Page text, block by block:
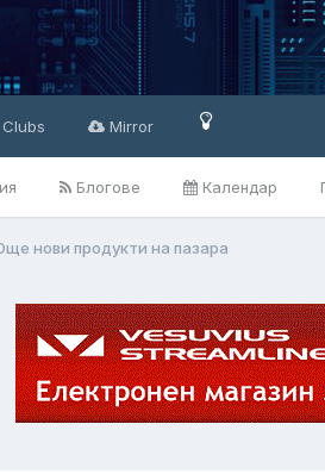
Блогове Календар
Clubs Mirror
нови продукти на пазара